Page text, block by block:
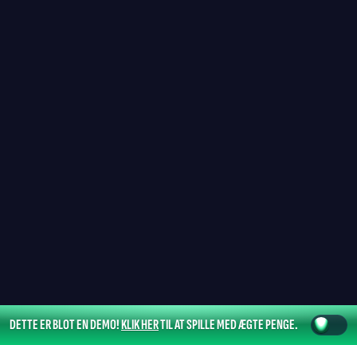
DETTE ER BLOT EN DEMO!KLIK HERTIL AT SPILLE MED ÆGTE PENGE.